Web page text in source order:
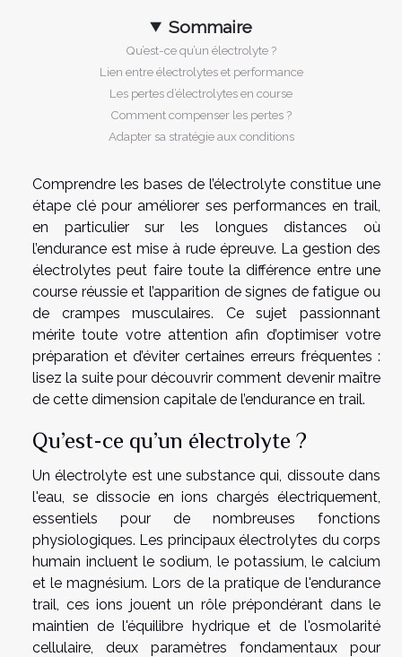
Sommaire
Qu’est-ce qu’un électrolyte ?
Lien entre électrolytes et performance
Les pertes d’électrolytes en course
Comment compenser les pertes ?
Adapter sa stratégie aux conditions
Comprendre les bases de l’électrolyte constitue une
étape clé pour améliorer ses performances en trail,
en particulier sur les longues distances où
l’endurance est mise à rude épreuve. La gestion des
électrolytes peut faire toute la différence entre une
course réussie et l’apparition de signes de fatigue ou
de crampes musculaires. Ce sujet passionnant
mérite toute votre attention afin d’optimiser votre
préparation et d’éviter certaines erreurs fréquentes :
lisez la suite pour découvrir comment devenir maître
de cette dimension capitale de l’endurance en trail.
Qu’est-ce qu’un électrolyte ?
Un électrolyte est une substance qui, dissoute dans
l'eau, se dissocie en ions chargés électriquement,
essentiels pour de nombreuses fonctions
physiologiques. Les principaux électrolytes du corps
humain incluent le sodium, le potassium, le calcium
et le magnésium. Lors de la pratique de l'endurance
trail, ces ions jouent un rôle prépondérant dans le
maintien de l'équilibre hydrique et de l'osmolarité
cellulaire, deux paramètres fondamentaux pour